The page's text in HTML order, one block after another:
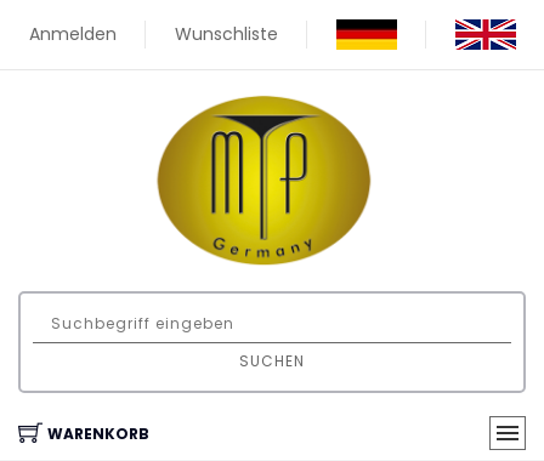
Anmelden Wunschliste
SUCHEN
WARENKORB